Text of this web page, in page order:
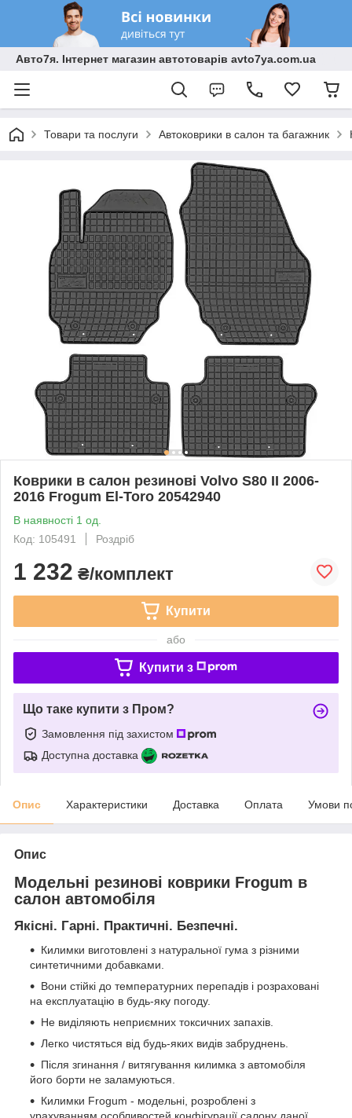
Авто7я. Інтернет магазин автотоварів avto7ya.com.ua
Товари та послуги Автоковрики в салон та багажник
Коврики в салон резинові Volvo S80 II 2006-
2016 Frogum El-Toro 20542940
В наявності 1 од.
Код: 105491
Роздріб
1 232 ₴/комплект
Купити
або
Купити з
Що таке купити з Пром?
Замовлення під захистом
Доступна доставка
Опис Характеристики Доставка Оплата Умови
Опис
Модельні резинові коврики Frogum в
салон автомобіля
Якісні. Гарні. Практичні. Безпечні.
Килимки виготовлені з натуральної гума з різними
синтетичними добавками.
Вони стійкі до температурних перепадів і розраховані
на експлуатацію в будь-яку погоду.
Не виділяють неприємних токсичних запахів.
Легко чистяться від будь-яких видів забруднень.
Після згинання / витягування килимка з автомобіля
його борти не заламуються.
Килимки Frogum - модельні, розроблені з